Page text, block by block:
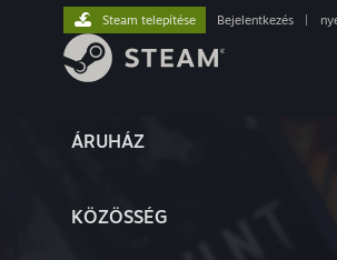
ÁRUHÁZ
KÖZÖSSÉG
Steam telepítése Bejelentkezés